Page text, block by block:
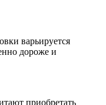
варьируется
дороже и
приобретать